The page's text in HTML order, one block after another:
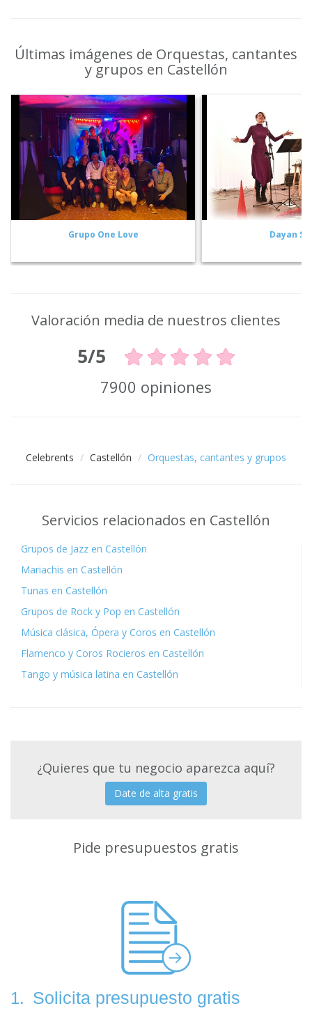
Últimas imágenes de Orquestas, cantantes
y grupos en Castellón
Grupo One Love Dayan
Valoración media de nuestros clientes
5/5
7900 opiniones
Celebrents Castellón Orquestas, cantantes y grupos
Servicios relacionados en Castellón
Grupos de Jazz en Castellón
Mariachis en Castellón
Tunas en Castellón
Grupos de Rock y Pop en Castellón
Música clásica, Ópera y Coros en Castellón
Flamenco y Coros Rocieros en Castellón
Tango y música latina en Castellón
¿Quieres que tu negocio aparezca aquí?
Date de alta gratis
Pide presupuestos gratis
1. Solicita presupuesto gratis